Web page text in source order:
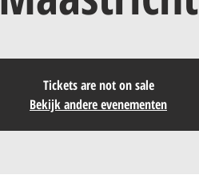
Tickets are not on sale
Bekijk andere evenementen